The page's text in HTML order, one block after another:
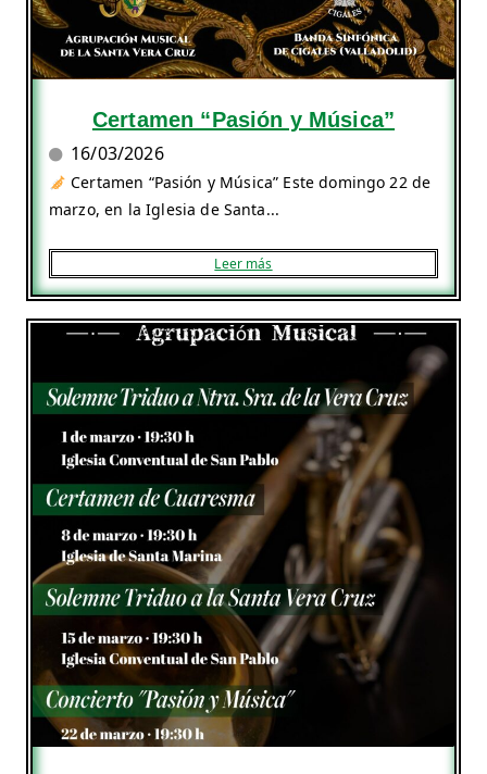
Certamen “Pasión y Música”
16/03/2026
Certamen “Pasión y Música” Este domingo 22 de
marzo, en la Iglesia de Santa...
Leer más